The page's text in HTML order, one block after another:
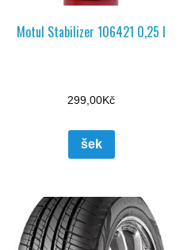
Motul Stabilizer 106421 0,25 l
299,00Kč
šek